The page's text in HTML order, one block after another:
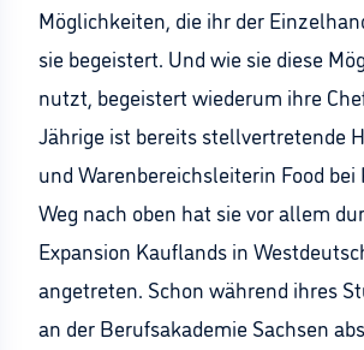
Möglichkeiten, die ihr der
sie begeistert. Und wie sie diese
nutzt, begeistert wiederum ihre
Jährige ist bereits stellvertretende
und Warenbereichsleiterin Food
Weg nach oben hat sie vor allem
Expansion Kauflands in
angetreten. Schon während ihres
an der Berufsakademie Sachsen